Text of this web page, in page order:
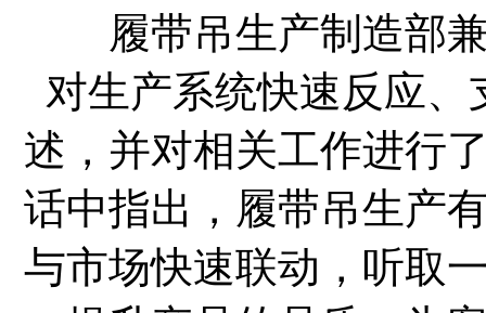
履带吊生产制造部兼
对生产系统快速反应
述，并对相关工作进行
话中指出，履带吊生产
与市场快速联动，听取